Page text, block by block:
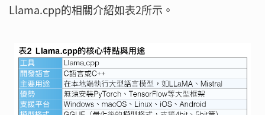
Llama.cpp的相關介紹如表2所示。